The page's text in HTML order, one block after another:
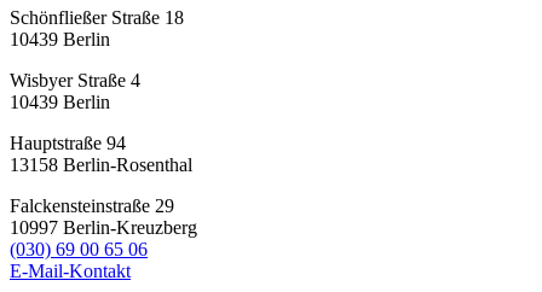
Schönfließer Straße 18
10439 Berlin
Wisbyer Straße 4
10439 Berlin
Hauptstraße 94
13158 Berlin-Rosenthal
Falckensteinstraße 29
10997 Berlin-Kreuzberg
(030) 69 00 65 06
E-Mail-Kontakt